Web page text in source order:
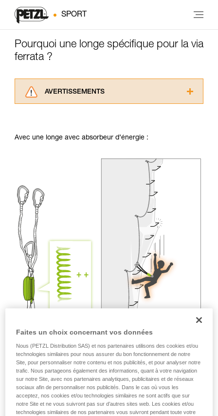
SPORT
Pourquoi une longe spécifique pour la via
ferrata ?
AVERTISSEMENTS
informations de la notice technique pour
Maîtriser ces techniques nécessite une
formation et un entraînement spécifique. Validez
avec un professionnel votre capacité à refaire
la manipulation, seul, en toute sécurité, avant
Nous donnons des exemples de techniques
liées à votre activité. Il peut en exister d’autres
Avec une longe avec absorbeur d’énergie :
Faites un choix concernant vos données
Nous (PETZL Distribution SAS) et nos partenaires utilisons des cookies et/ou
technologies similaires pour nous assurer du bon fonctionnement de notre
Site, pour personnaliser notre contenu et nos publicités, et pour analyser notre
trafic. Nous partageons également des informations, quant à votre navigation
sur notre Site, avec nos partenaires analytiques, publicitaires et de réseaux
sociaux afin de personnaliser nos publicités. Dans le cas où vous les
acceptez, nos cookies et/ou technologies similaires ne sont actifs que sur
notre Site et ne vous suivront pas sur d’autres sites web. Les cookies et/ou
technologies similaires de nos partenaires vous suivront pendant toute votre